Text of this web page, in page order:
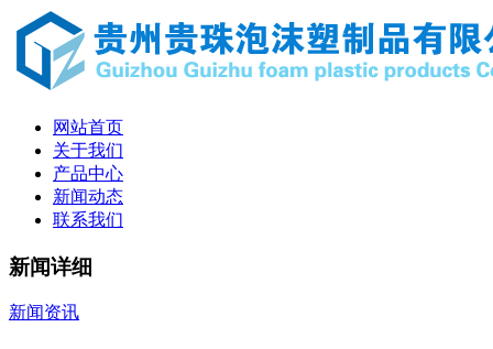
网站首页
关于我们
产品中心
新闻动态
联系我们
新闻详细
新闻资讯